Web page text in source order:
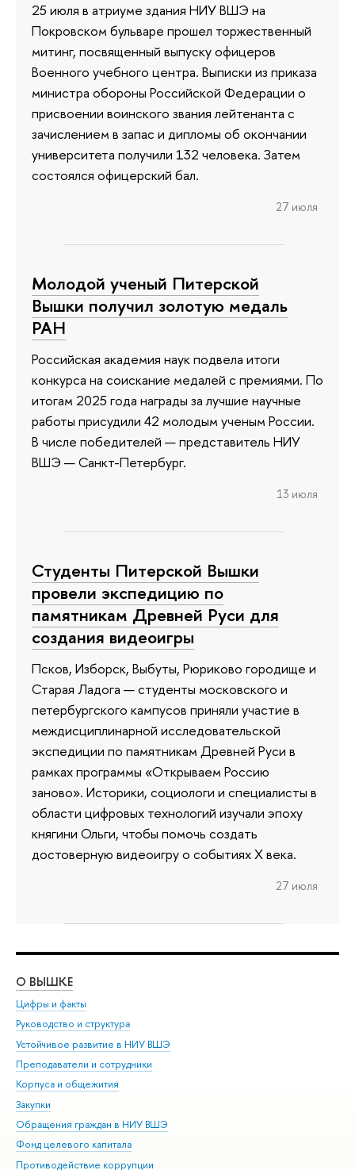
25 июля в атриуме здания НИУ ВШЭ на
Покровском бульваре прошел торжественный
митинг, посвященный выпуску офицеров
Военного учебного центра. Выписки из приказа
министра обороны Российской Федерации о
присвоении воинского звания лейтенанта с
зачислением в запас и дипломы об окончании
университета получили 132 человека. Затем
состоялся офицерский бал.
27 июля
Молодой ученый Питерской
Вышки получил золотую медаль
РАН
Российская академия наук подвела итоги
конкурса на соискание медалей с премиями. По
итогам 2025 года награды за лучшие научные
работы присудили 42 молодым ученым России.
В числе победителей — представитель НИУ
ВШЭ — Санкт-Петербург.
13 июля
Студенты Питерской Вышки
провели экспедицию по
памятникам Древней Руси для
создания видеоигры
Псков, Изборск, Выбуты, Рюриково городище и
Старая Ладога — студенты московского и
петербургского кампусов приняли участие в
междисциплинарной исследовательской
экспедиции по памятникам Древней Руси в
рамках программы «Открываем Россию
заново». Историки, социологи и специалисты в
области цифровых технологий изучали эпоху
княгини Ольги, чтобы помочь создать
достоверную видеоигру о событиях X века.
27 июля
О ВЫШКЕ
Цифры и факты
Руководство и структура
Устойчивое развитие в НИУ ВШЭ
Преподаватели и сотрудники
Корпуса и общежития
Закупки
Обращения граждан в НИУ ВШЭ
Фонд целевого капитала
Противодействие коррупции